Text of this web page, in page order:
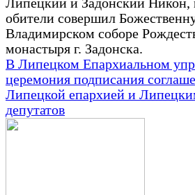
Липецкий и Задонский Никон,
обители совершил
Владимирском соборе
монастыря г. Задонска.
В Липецком Епархиальном
церемония подписания
Липецкой епархией и
депутатов